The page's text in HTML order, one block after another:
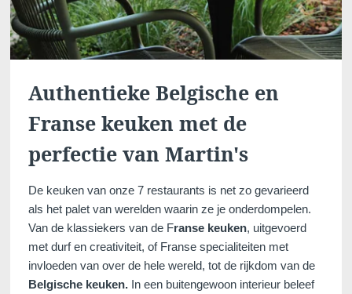
Authentieke Belgische en
Franse keuken met de
perfectie van Martin's
De keuken van onze 7 restaurants is net zo gevarieerd
als het palet van werelden waarin ze je onderdompelen.
Van de klassiekers van de Franse keuken, uitgevoerd
met durf en creativiteit, of Franse specialiteiten met
invloeden van over de hele wereld, tot de rijkdom van de
Belgische keuken.In een buitengewoon interieur beleef